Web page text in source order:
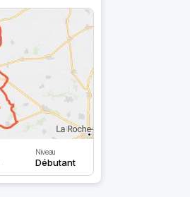
Niveau
Débutant